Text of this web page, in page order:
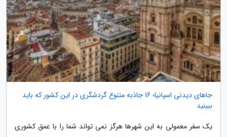
جاهای دیدنی اسپانیا؛ 16 جاذبه متنوع گردشگری در این کشور که باید
ببینید
یک سفر معمولی به این شهرها هرگز نمی تواند شما را با عمق کشوری